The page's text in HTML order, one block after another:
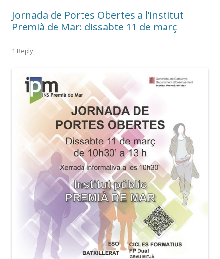
Jornada de Portes Obertes a l’institut
Premià de Mar: dissabte 11 de març
1 Reply